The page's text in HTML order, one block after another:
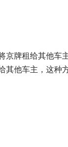
牌租给其他车
其他车主，这种